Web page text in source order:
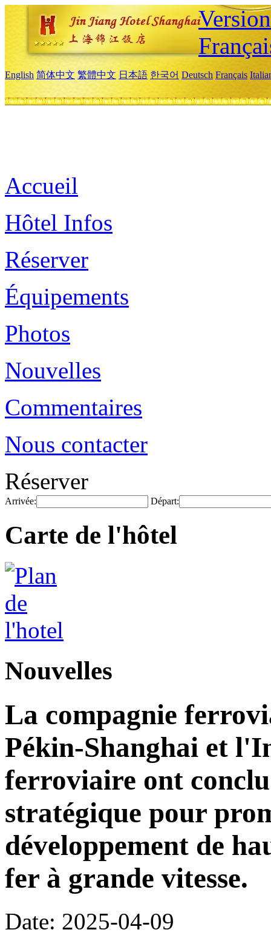
English 简体中文 繁體中文 日本語 한국어 Deutsch Français
Accueil
Hôtel Infos
Réserver
Équipements
Photos
Nouvelles
Commentaires
Nous contacter
Réserver
Arrivée: Départ:
Carte de l'hôtel
Nouvelles
La compagnie
Pékin-Shanghai et
ferroviaire ont
stratégique pour
développement de
fer à grande vitesse.
Date: 2025-04-09